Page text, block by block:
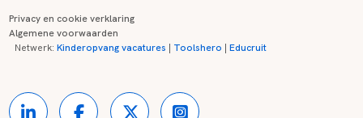
Kinderopvang
Zij-instroom informatie
Registreren
Onderwijs links
Privacy en cookie verklaring
Algemene voorwaarden
Netwerk:Kinderopvang vacatures | Toolshero |Educruit